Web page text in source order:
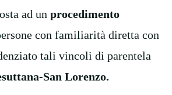
ad un procedimento
con familiarità diretta con
tali vincoli di parentela
San Lorenzo.